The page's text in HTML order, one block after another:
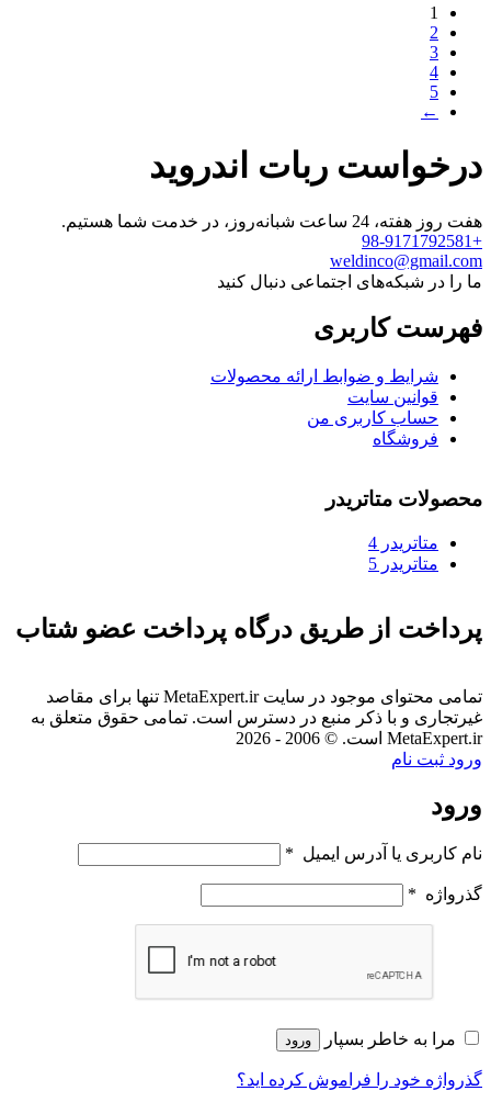
1
2
3
4
5
←
درخواست ربات اندروید
هفت روز هفته، 24 ساعت شبانه‌روز، در خدمت شما هستیم.
+98-9171792581
weldinco@gmail.com
ما را در شبکه‌های اجتماعی دنبال کنید
فهرست کاربری
شرایط و ضوابط ارائه محصولات
قوانین سایت
حساب کاربری من
فروشگاه
محصولات متاتریدر
متاتريدر 4
متاتريدر 5
پرداخت از طریق درگاه پرداخت عضو شتاب
تمامی محتوای موجود در سایت MetaExpert.ir تنها برای مقاصد
غیرتجاری و با ذکر منبع در دسترس است. تمامی حقوق متعلق به
MetaExpert.ir است. © 2006 - 2026
ورود ثبت نام
ورود
نام کاربری یا آدرس ایمیل *
گذرواژه *
مرا به خاطر بسپار ورود
گذرواژه خود را فراموش کرده اید؟